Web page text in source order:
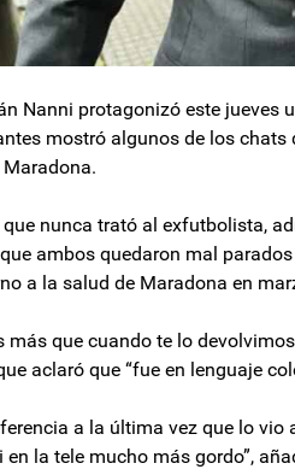
Nanni protagonizó este
mostró algunos de los
nunca trató al exfutbolista,
ambos quedaron mal
a la salud de Maradona en
más que cuando te lo
aclaró que “fue en lenguaje
a la última vez que lo
la tele mucho más gordo”,